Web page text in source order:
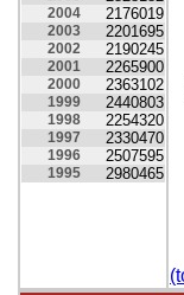
2004 2176019
2003 2201695
2002 2190245
2001 2265900
2000 2363102
1999 2440803
1998 2254320
1997 2330470
1996 2507595
1995 2980465